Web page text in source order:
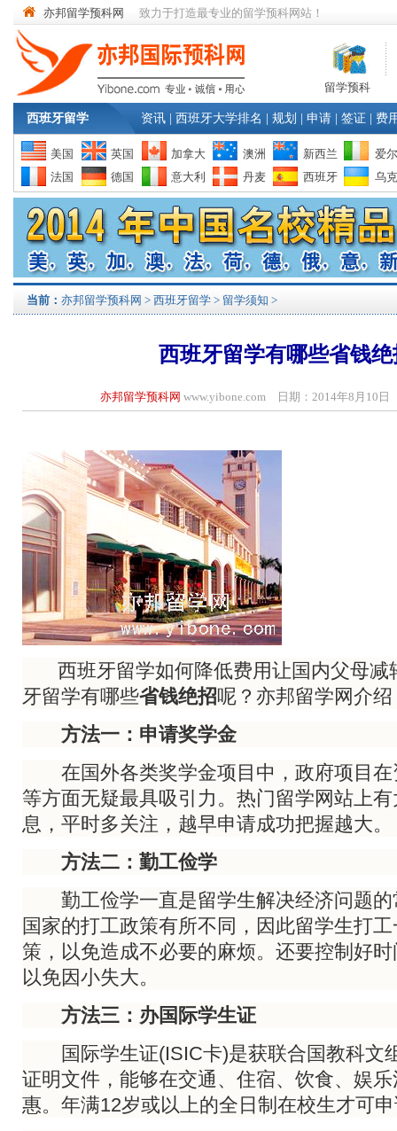
亦邦留学预科网 致力于打造最专业的留学预科网站！
留学预科
西班牙留学 资讯 西班牙大学排名 规划 申请 签证 费
美国 英国 加拿大 澳洲 新西兰
爱
法国
德国 意大利 丹麦 西班牙 乌
当前： 亦邦留学预科网 > 西班牙留学 > 留学须知 >
西班牙留学有哪些省钱
亦邦留学预科网 www.yibone.com 日期：2014年8月10
西班牙留学如何降低费用让国内父母减
牙留学有哪些省钱绝招呢？亦邦留学网介绍
方法一：申请奖学金
在国外各类奖学金项目中，政府项目在
等方面无疑最具吸引力。热门留学网站上
息，平时多关注，越早申请成功把握越大。
方法二：勤工俭学
勤工俭学一直是留学生解决经济问题的
国家的打工政策有所不同，因此留学生打
策，以免造成不必要的麻烦。还要控制好
以免因小失大。
方法三：办国际学生证
国际学生证(ISIC卡)是获联合国教科文
证明文件，能够在交通、住宿、饮食、娱
惠。年满12岁或以上的全日制在校生才可